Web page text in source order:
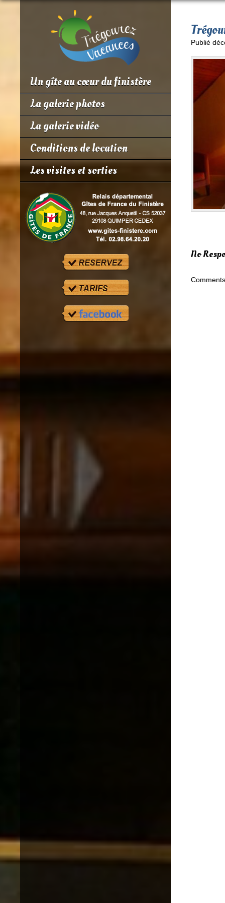
Un gîte au cœur du finistère
La galerie photos
La galerie vidéo
Conditions de location
Les visites et sorties
Publié
No